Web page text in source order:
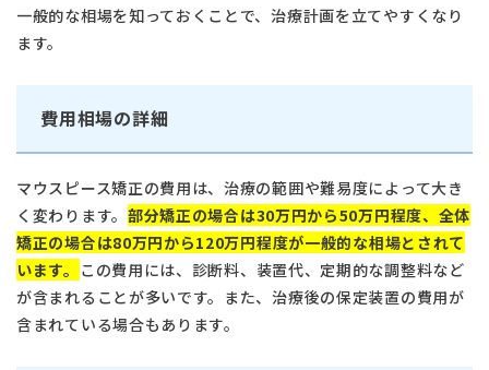
一般的な相場を知っておくことで、治療計画を立てやすくなり
ます。
費用相場の詳細
マウスピース矯正の費用は、治療の範囲や難易度によって大き
く変わります。 部分矯正の場合は30万円から50万円程度、全体
矯正の場合は80万円から120万円程度が一般的な相場とされて
います。 この費用には、診断料、装置代、定期的な調整料など
が含まれることが多いです。また、治療後の保定装置の費用が
含まれている場合もあります。